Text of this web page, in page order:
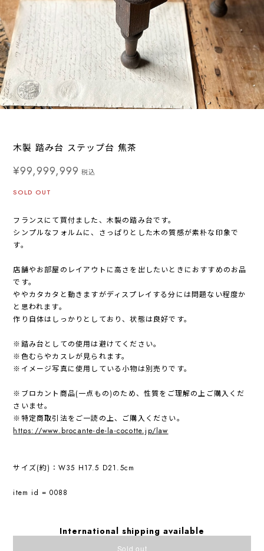
木製 踏み台 ステップ台 焦茶
¥99,999,999 税込
SOLD OUT
フランスにて買付ました、木製の踏み台です。
シンプルなフォルムに、さっぱりとした木の質感が素朴な印象で
す。
店舗やお部屋のレイアウトに高さを出したいときにおすすめのお品
です。
ややカタカタと動きますがディスプレイする分には問題ない程度か
と思われます。
作り自体はしっかりとしており、状態は良好です。
※踏み台としての使用は避けてください。
※色むらやカスレが見られます。
※イメージ写真に使用している小物は別売りです。
※ブロカント商品(一点もの)のため、性質をご理解の上ご購入くだ
さいませ。
※特定商取引法をご一読の上、ご購入ください。
https://www.brocante-de-la-cocotte.jp/law
サイズ(約)：W35 H17.5 D21.5cm
item id = 0088
International shipping available
Sold out